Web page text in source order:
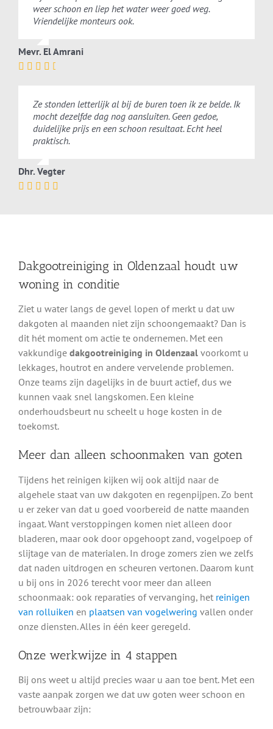
weer schoon en liep het water weer goed weg.
Vriendelijke monteurs ook.
Mevr. El Amrani
Ze stonden letterlijk al bij de buren toen ik ze belde. Ik
mocht dezelfde dag nog aansluiten. Geen gedoe,
duidelijke prijs en een schoon resultaat. Echt heel
praktisch.
Dhr. Vegter
Dakgootreiniging in Oldenzaal houdt uw
woning in conditie
Ziet u water langs de gevel lopen of merkt u dat uw
dakgoten al maanden niet zijn schoongemaakt? Dan is
dit hét moment om actie te ondernemen. Met een
vakkundige dakgootreiniging in Oldenzaalvoorkomt u
lekkages, houtrot en andere vervelende problemen.
Onze teams zijn dagelijks in de buurt actief, dus we
kunnen vaak snel langskomen. Een kleine
onderhoudsbeurt nu scheelt u hoge kosten in de
toekomst.
Meer dan alleen schoonmaken van goten
Tijdens het reinigen kijken wij ook altijd naar de
algehele staat van uw dakgoten en regenpijpen. Zo bent
u er zeker van dat u goed voorbereid de natte maanden
ingaat. Want verstoppingen komen niet alleen door
bladeren, maar ook door opgehoopt zand, vogelpoep of
slijtage van de materialen. In droge zomers zien we zelfs
dat naden uitdrogen en scheuren vertonen. Daarom kunt
u bij ons in 2026 terecht voor meer dan alleen
schoonmaak: ook reparaties of vervanging, het reinigen
van rolluiken en plaatsen van vogelwering vallen onder
onze diensten. Alles in één keer geregeld.
Onze werkwijze in 4 stappen
Bij ons weet u altijd precies waar u aan toe bent. Met een
vaste aanpak zorgen we dat uw goten weer schoon en
betrouwbaar zijn: